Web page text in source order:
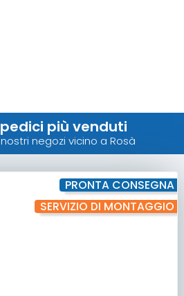
più venduti
negozi vicino a Rosà
PRONTA CONSEGNA
SERVIZIO DI MONTAGGIO